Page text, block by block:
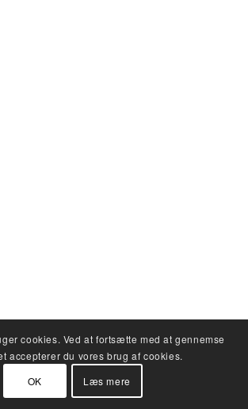
cookies. Ved at fortsætte med at gennemse
accepterer du vores brug af cookies.
OK
Læs mere